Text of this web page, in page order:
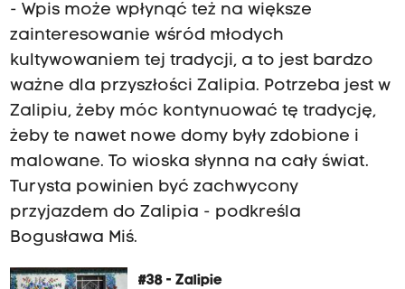
- Wpis może wpłynąć też na większe
zainteresowanie wśród młodych
kultywowaniem tej tradycji, a to jest bardzo
ważne dla przyszłości Zalipia. Potrzeba jest w
Zalipiu, żeby móc kontynuować tę tradycję,
żeby te nawet nowe domy były zdobione i
malowane. To wioska słynna na cały świat.
Turysta powinien być zachwycony
przyjazdem do Zalipia - podkreśla
Bogusława Miś.
#38 - Zalipie